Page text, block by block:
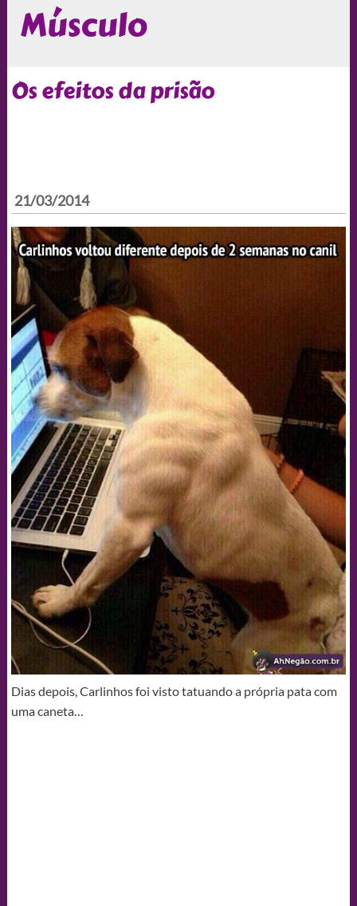
Músculo
Os efeitos da prisão
21/03/2014
Dias depois, Carlinhos foi visto tatuando a própria pata com
uma caneta…